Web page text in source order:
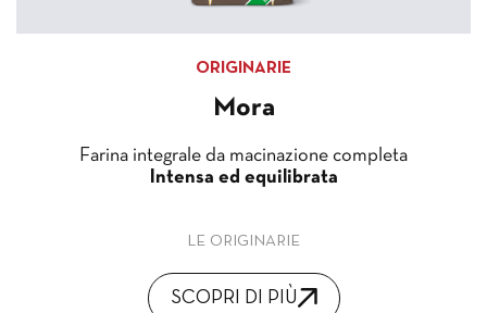
ORIGINARIE
Mora
Farina integrale da macinazione completa
Intensa ed equilibrata
LE ORIGINARIE
SCOPRI DI PIÙ